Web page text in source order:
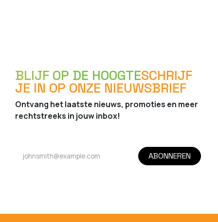
BLIJF OP DE HOOGTESCHRIJF
JE IN OP ONZE NIEUWSBRIEF
Ontvang het laatste nieuws, promoties en meer
rechtstreeks in jouw inbox!
ABONNEREN